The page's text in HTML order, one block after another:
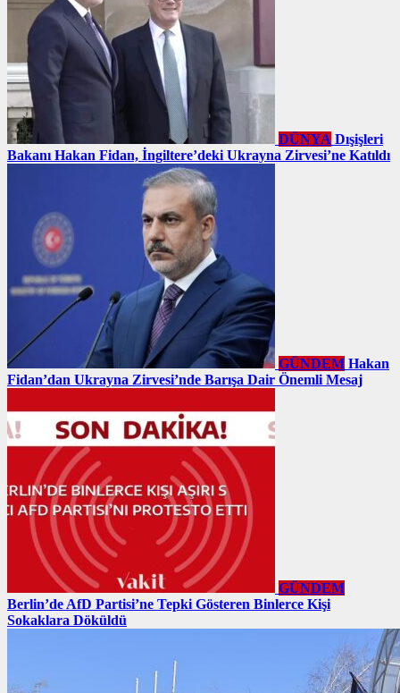
DÜNYA Dışişleri
Bakanı Hakan Fidan, İngiltere’deki Ukrayna Zirvesi’ne Katıldı
GÜNDEM Hakan
Fidan’dan Ukrayna Zirvesi’nde Barışa Dair Önemli Mesaj
GÜNDEM
Berlin’de AfD Partisi’ne Tepki Gösteren Binlerce Kişi
Sokaklara Döküldü